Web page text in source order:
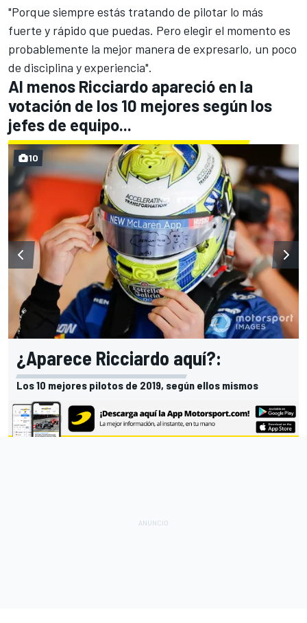
"Porque siempre estás tratando de pilotar lo más
fuerte y rápido que puedas. Pero elegir el momento es
probablemente la mejor manera de expresarlo, un poco
de disciplina y experiencia".
Al menos Ricciardo apareció en la
votación de los 10 mejores según los
jefes de equipo...
10
¿Aparece Ricciardo aquí?:
Los 10 mejores pilotos de 2019, según ellos mismos